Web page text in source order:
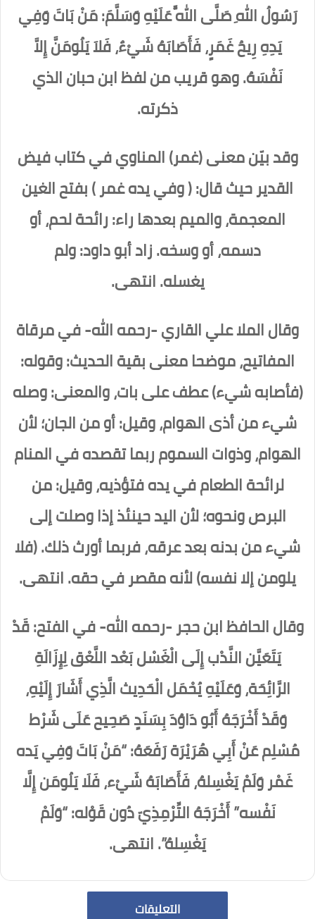
رَسُولُ اللهِ صَلَّى اللَّهُ عَلَيْهِ وَسَلَّمَ: مَنْ بَاتَ وَفِي
يَدِهِ رِيحُ غَمَرٍ، فَأَصَابَهُ شَيْءٌ، فَلاَ يَلُومَنَّ إِلاَّ
نَفْسَهُ. وهو قريب من لفظ ابن حبان الذي
ذكرته.
وقد بيّن معنى (غمر) المناوي في كتاب فيض
القدير حيث قال: ( وفي يده غمر ) بفتح الغين
المعجمة، والميم بعدها راء: رائحة لحم، أو
دسمه، أو وسخه. زاد أبو داود: ولم
يغسله. انتهى.
وقال الملا علي القاري -رحمه الله- في مرقاة
المفاتيح، موضحا معنى بقية الحديث: وقوله:
(فأصابه شيء) عطف على بات، والمعنى: وصله
شيء من أذى الهوام، وقيل: أو من الجان؛ لأن
الهوام، وذوات السموم ربما تقصده في المنام
لرائحة الطعام في يده فتؤذيه، وقيل: من
البرص ونحوه؛ لأن اليد حينئذ إذا وصلت إلى
شيء من بدنه بعد عرقه، فربما أورث ذلك. (فلا
يلومن إلا نفسه) لأنه مقصر في حقه. انتهى.
وقال الحافظ ابن حجر -رحمه الله- في الفتح: قَدْ
يَتَعَيَّن النَّدْب إِلَى الْغَسْل بَعْد اللَّعْق لِإِزَالَةِ
الرَّائِحَة، وَعَلَيْهِ يُحْمَل الْحَدِيث الَّذِي أَشَارَ إِلَيْهِ،
وَقَدْ أَخْرَجَهُ أَبُو دَاوُدَ بِسَنَدٍ صَحِيح عَلَى شَرْط
مُسْلِم عَنْ أَبِي هُرَيْرَة رَفَعَهُ: “مَنْ بَاتَ وَفِي يَده
غَمْر وَلَمْ يَغْسِلهُ، فَأَصَابَهُ شَيْء، فَلَا يَلُومَن إِلَّا
نَفْسه” أَخْرَجَهُ التِّرْمِذِيّ دُون قَوْله: “وَلَمْ
يَغْسِلهُ”. انتهى.
التعليقات